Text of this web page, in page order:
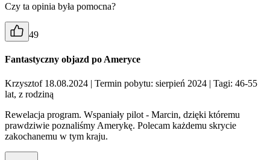
Czy ta opinia była pomocna?
49
Fantastyczny objazd po Ameryce
Krzysztof 18.08.2024 | Termin pobytu: sierpień 2024 | Tagi: 46-55
lat, z rodziną
Rewelacja program. Wspaniały pilot - Marcin, dzięki któremu
prawdziwie poznaliśmy Amerykę. Polecam każdemu skrycie
zakochanemu w tym kraju.